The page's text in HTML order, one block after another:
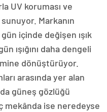
UV koruması ve
Markanın
içinde değişen ışık
ışığını daha dengeli
dönüştürüyor.
arasında yer alan
güneş gözlüğü
mekânda ise neredeyse